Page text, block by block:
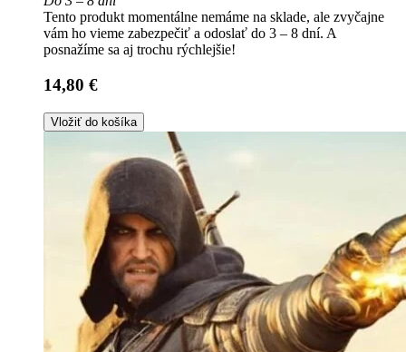
Tento produkt momentálne nemáme na sklade, ale zvyčajne
vám ho vieme zabezpečiť a odoslať do 3 – 8 dní. A
posnažíme sa aj trochu rýchlejšie!
14,80 €
Vložiť do košíka